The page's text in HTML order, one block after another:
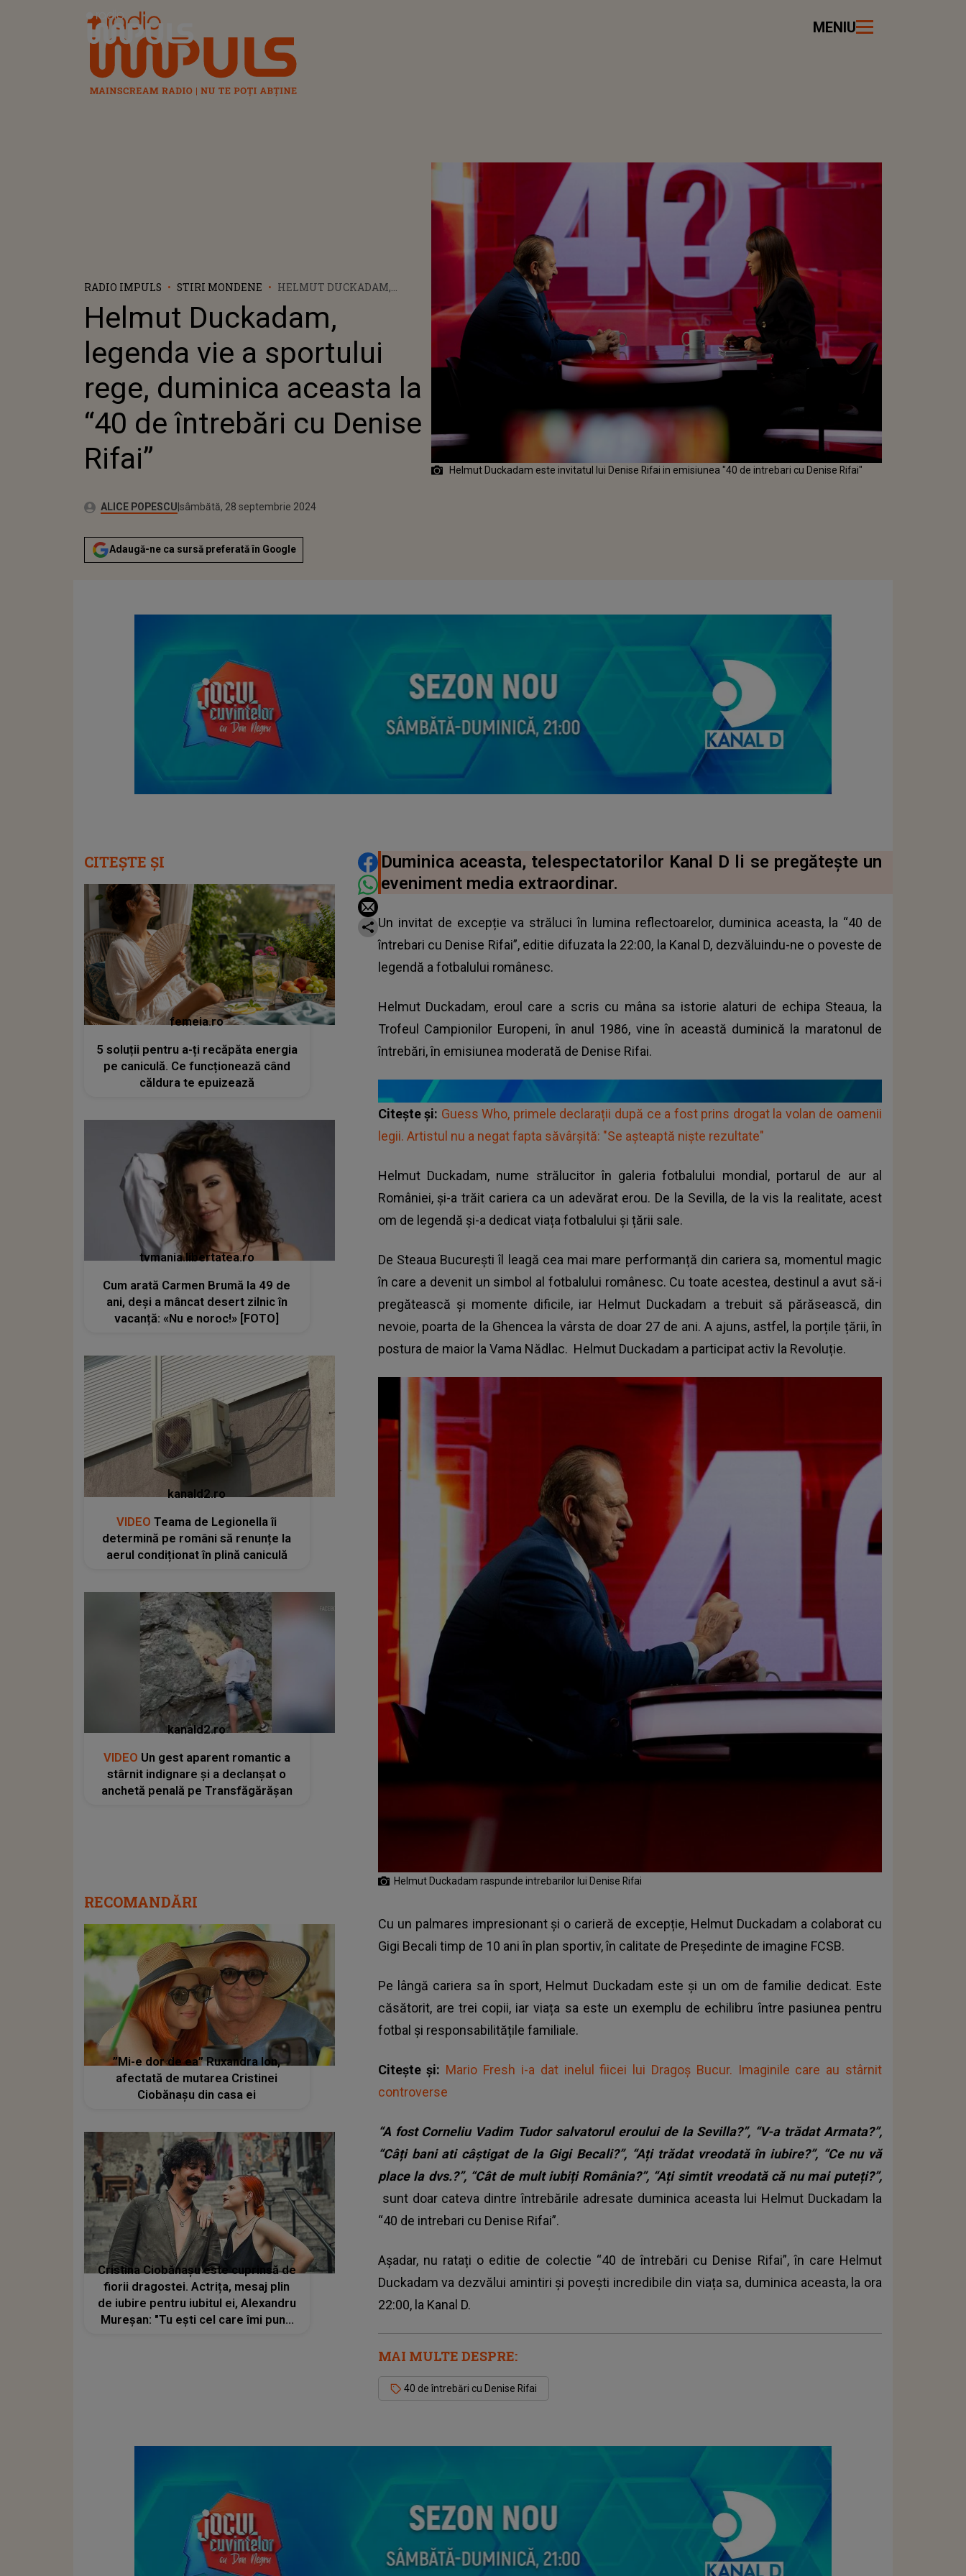
Radio Impuls MENIU
RADIO IMPULS STIRI MONDENE
HELMUT DUCKADAM,
REGE, DUMINICA ACEASTA LA
“40 DE ÎNTREBĂRI CU DENISE
RIFAI”
Helmut Duckadam,
legenda vie a sportului
rege, duminica aceasta la
“40 de întrebări cu Denise
Rifai”
Autor:ALICE POPESCUPublicat:
joi, 28 septembrie 2023
Actualizat:
sâmbătă, 28 septembrie 2024
Adaugă-ne ca sursă preferată în Google
Helmut Duckadam este invitatul lui Denise Rifai in emisiunea "40 de intrebari cu Denise Rifai"
DISTRIBUIE ARTICOLUL
Duminica aceasta, telespectatorilor Kanal D li se pregătește un
eveniment media extraordinar.
Un invitat de excepție va străluci în lumina reflectoarelor, duminica aceasta, la “40 de
întrebari cu Denise Rifai”, editie difuzata la 22:00, la Kanal D, dezvăluindu-ne o poveste de
legendă a fotbalului românesc.
Helmut Duckadam, eroul care a scris cu mâna sa istorie alaturi de echipa Steaua, la
Trofeul Campionilor Europeni, în anul 1986, vine în această duminică la maratonul de
întrebări, în emisiunea moderată de Denise Rifai.
Citește și: Guess Who, primele declarații după ce a fost prins drogat la volan de oamenii
legii. Artistul nu a negat fapta săvârșită: "Se aşteaptă nişte rezultate"
Helmut Duckadam, nume strălucitor în galeria fotbalului mondial, portarul de aur al
României, și-a trăit cariera ca un adevărat erou. De la Sevilla, de la vis la realitate, acest
om de legendă și-a dedicat viața fotbalului și țării sale.
De Steaua București îl leagă cea mai mare performanță din cariera sa, momentul magic
în care a devenit un simbol al fotbalului românesc. Cu toate acestea, destinul a avut să-i
pregătească și momente dificile, iar Helmut Duckadam a trebuit să părăsească, din
nevoie, poarta de la Ghencea la vârsta de doar 27 de ani. A ajuns, astfel, la porțile țării, în
postura de maior la Vama Nădlac. Helmut Duckadam a participat activ la Revoluție.
Helmut Duckadam raspunde intrebarilor lui Denise Rifai
Cu un palmares impresionant și o carieră de excepție, Helmut Duckadam a colaborat cu
Gigi Becali timp de 10 ani în plan sportiv, în calitate de Președinte de imagine FCSB.
Pe lângă cariera sa în sport, Helmut Duckadam este și un om de familie dedicat. Este
căsătorit, are trei copii, iar viața sa este un exemplu de echilibru între pasiunea pentru
fotbal și responsabilitățile familiale.
Citește și: Mario Fresh i-a dat inelul fiicei lui Dragoș Bucur. Imaginile care au stârnit
controverse
“A fost Corneliu Vadim Tudor salvatorul eroului de la Sevilla?”, “V-a trădat Armata?”,
“Câți bani ati câștigat de la Gigi Becali?”, “Ați trădat vreodată în iubire?”, “Ce nu vă
place la dvs.?”, “Cât de mult iubiți România?”, “Ați simtit vreodată că nu mai puteți?”,
sunt doar cateva dintre întrebările adresate duminica aceasta lui Helmut Duckadam la
“40 de intrebari cu Denise Rifai”.
Așadar, nu ratați o editie de colectie “40 de întrebări cu Denise Rifai”, în care Helmut
Duckadam va dezvălui amintiri și povești incredibile din viața sa, duminica aceasta, la ora
22:00, la Kanal D.
MAI MULTE DESPRE:
40 de întrebări cu Denise Rifai
CITEȘTE ȘI
femeia.ro
5 soluții pentru a-ți recăpăta energia
pe caniculă. Ce funcționează când
căldura te epuizează
tvmania.libertatea.ro
Cum arată Carmen Brumă la 49 de
ani, deși a mâncat desert zilnic în
vacanță: «Nu e noroc!» [FOTO]
kanald2.ro
VIDEO Teama de Legionella îi
determină pe români să renunțe la
aerul condiționat în plină caniculă
kanald2.ro
VIDEO Un gest aparent romantic a
stârnit indignare și a declanșat o
anchetă penală pe Transfăgărășan
RECOMANDĂRI
”Mi-e dor de ea” Ruxandra Ion,
afectată de mutarea Cristinei
Ciobănașu din casa ei
Cristina Ciobănașu este cuprinsă de
fiorii dragostei. Actrița, mesaj plin
de iubire pentru iubitul ei, Alexandru
Mureșan: "Tu ești cel care îmi pune